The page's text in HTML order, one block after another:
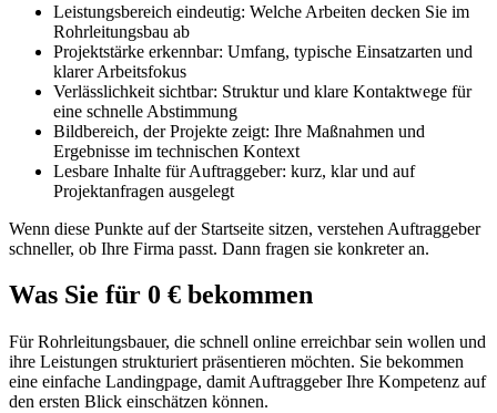
Leistungsbereich eindeutig: Welche Arbeiten decken Sie im
Rohrleitungsbau ab
Projektstärke erkennbar: Umfang, typische Einsatzarten und
klarer Arbeitsfokus
Verlässlichkeit sichtbar: Struktur und klare Kontaktwege für
eine schnelle Abstimmung
Bildbereich, der Projekte zeigt: Ihre Maßnahmen und
Ergebnisse im technischen Kontext
Lesbare Inhalte für Auftraggeber: kurz, klar und auf
Projektanfragen ausgelegt
Wenn diese Punkte auf der Startseite sitzen, verstehen Auftraggeber
schneller, ob Ihre Firma passt. Dann fragen sie konkreter an.
Was Sie für 0 € bekommen
Für Rohrleitungsbauer, die schnell online erreichbar sein wollen und
ihre Leistungen strukturiert präsentieren möchten. Sie bekommen
eine einfache Landingpage, damit Auftraggeber Ihre Kompetenz auf
den ersten Blick einschätzen können.